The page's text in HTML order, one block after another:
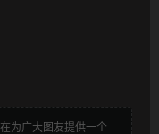
为广大图友提供一个